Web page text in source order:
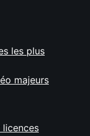
les plus
majeurs
licences